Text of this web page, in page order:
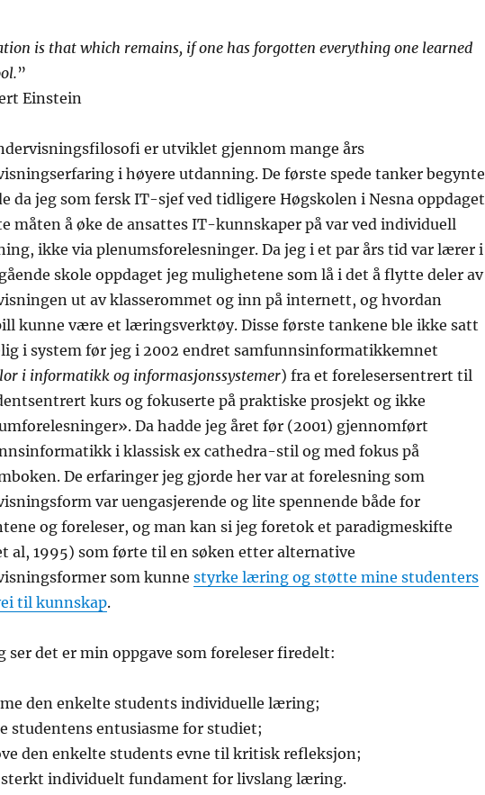
is that which remains, if one has forgotten everything one learned
”
Einstein
er utviklet gjennom mange års
i høyere utdanning. De første spede tanker begynte
da jeg som fersk IT-sjef ved tidligere Høgskolen i Nesna oppdaget
måten å øke de ansattes IT-kunnskaper på var ved individuell
ikke via plenumsforelesninger. Da jeg i et par års tid var lærer i
skole oppdaget jeg mulighetene som lå i det å flytte deler av
ut av klasserommet og inn på internett, og hvordan
kunne være et læringsverktøy. Disse første tankene ble ikke satt
i system før jeg i 2002 endret samfunnsinformatikkemnet
i informatikk og informasjonssystemer) fra et forelesersentrert til
kurs og fokuserte på praktiske prosjekt og ikke
Da hadde jeg året før (2001) gjennomført
i klassisk ex cathedra-stil og med fokus på
De erfaringer jeg gjorde her var at forelesning som
var uengasjerende og lite spennende både for
og foreleser, og man kan si jeg foretok et paradigmeskifte
al, 1995) som førte til en søken etter alternative
som kunne styrke læring og støtte mine studenters
til kunnskap.
ser det er min oppgave som foreleser firedelt:
den enkelte students individuelle læring;
studentens entusiasme for studiet;
den enkelte students evne til kritisk refleksjon;
sterkt individuelt fundament for livslang læring.